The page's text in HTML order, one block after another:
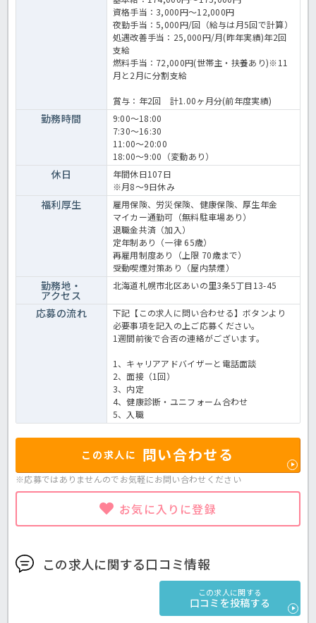
資格手当：3,000円～12,000円
夜勤手当：5,000円/回（給与は月5回で計算）
処遇改善手当：25,000円/月(昨年実績)年2回
支給
燃料手当：72,000円(世帯主・扶養あり)※11
月と2月に分割支給
賞与：年2回 計1.00ヶ月分(前年度実績)
勤務時間
9:00～18:00
7:30～16:30
11:00～20:00
18:00～9:00（変動あり）
休日
年間休日107日
※月8～9日休み
福利厚生
雇用保険、労災保険、健康保険、厚生年金
マイカー通勤可（無料駐車場あり）
退職金共済（加入）
定年制あり（一律 65歳）
再雇用制度あり（上限 70歳まで）
受動喫煙対策あり（屋内禁煙）
勤務地・
アクセス
北海道札幌市北区あいの里3条5丁目13-45
応募の流れ
下記【この求人に問い合わせる】ボタンより
必要事項を記入の上ご応募ください。
1週間前後で合否の連絡がございます。
1、キャリアアドバイザーと電話面談
2、面接（1回）
3、内定
4、健康診断・ユニフォーム合わせ
5、入職
この求人に 問い合わせる
※応募ではありませんのでお気軽にお問い合わせください
お気に入りに登録
この求人に関する口コミ情報
この求人に関する
口コミを投稿する